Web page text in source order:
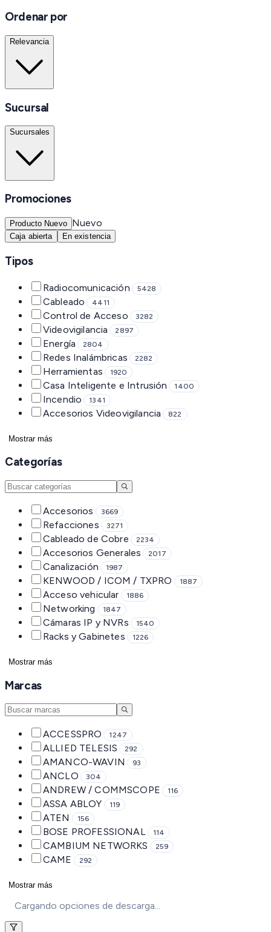
Ordenar por
Relevancia
Sucursal
Sucursales
Promociones
Producto Nuevo Nuevo
Caja abierta En existencia
Tipos
Radiocomunicación 5428
Cableado 4411
Control de Acceso 3282
Videovigilancia 2897
Energía 2804
Redes Inalámbricas 2282
Herramientas 1920
Casa Inteligente e Intrusión 1400
Incendio 1341
Accesorios Videovigilancia 822
Mostrar más
Categorías
Accesorios 3669
Refacciones 3271
Cableado de Cobre 2234
Accesorios Generales 2017
Canalización 1987
KENWOOD / ICOM / TXPRO 1887
Acceso vehicular 1886
Networking 1847
Cámaras IP y NVRs 1540
Racks y Gabinetes 1226
Mostrar más
Marcas
ACCESSPRO 1247
ALLIED TELESIS 292
AMANCO-WAVIN 93
ANCLO 304
ANDREW / COMMSCOPE 116
ASSA ABLOY 119
ATEN 156
BOSE PROFESSIONAL 114
CAMBIUM NETWORKS 259
CAME 292
Mostrar más
Cargando opciones de descarga...